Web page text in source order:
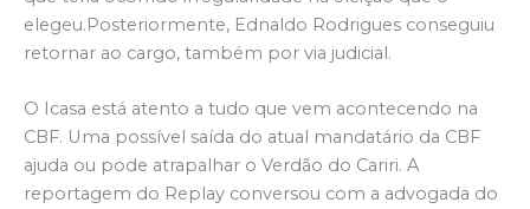
elegeu.Posteriormente, Ednaldo Rodrigues conseguiu
retornar ao cargo, também por via judicial.
O Icasa está atento a tudo que vem acontecendo na
CBF. Uma possível saída do atual mandatário da CBF
ajuda ou pode atrapalhar o Verdão do Cariri. A
reportagem do Replay conversou com a advogada do